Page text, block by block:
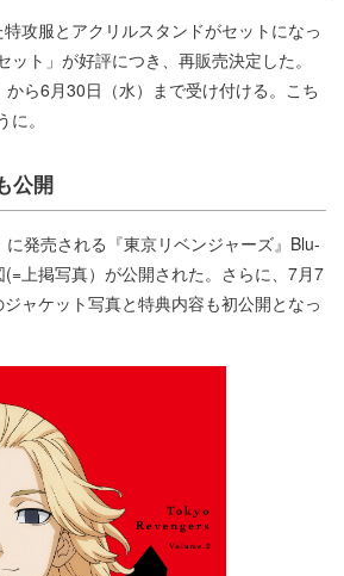
攻服とアクリルスタンドがセットになっ
ット」が好評につき、再販売決定した。
ら6月30日（水）まで受け付ける。こち
。
公開
発売される『東京リベンジャーズ』Blu-
上掲写真）が公開された。さらに、7月7
ャケット写真と特典内容も初公開となっ